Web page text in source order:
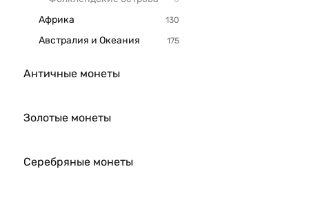
Африка
Австралия и Океания
Античные монеты
Золотые монеты
Серебряные монеты